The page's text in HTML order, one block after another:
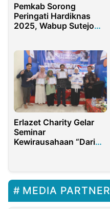
Pemkab Sorong
Peringati Hardiknas
2025, Wabup Sutejo
Kunci Bangkitkan
Peradaban Bangsa
Erlazet Charity Gelar
Seminar
Kewirausahaan “Dari
MEDIA PARTNER